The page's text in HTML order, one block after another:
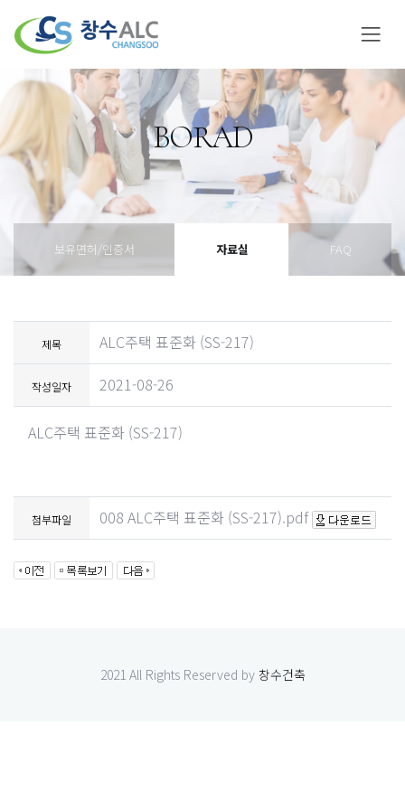
BORAD
보유면허/인증서 자료실 FAQ
제목 ALC주택 표준화 (SS-217)
작성일자 2021-08-26
ALC주택 표준화 (SS-217)
첨부파일 008 ALC주택 표준화 (SS-217).pdf
2021 All Rights Reserved by 창수건축